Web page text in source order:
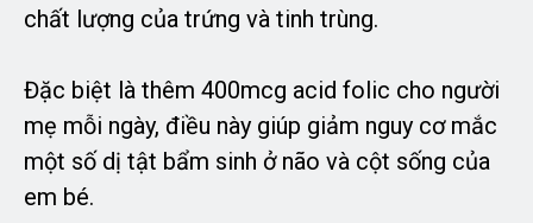
chất lượng của trứng và tinh trùng.
Đặc biệt là thêm 400mcg acid folic cho người
mẹ mỗi ngày, điều này giúp giảm nguy cơ mắc
một số dị tật bẩm sinh ở não và cột sống của
em bé.